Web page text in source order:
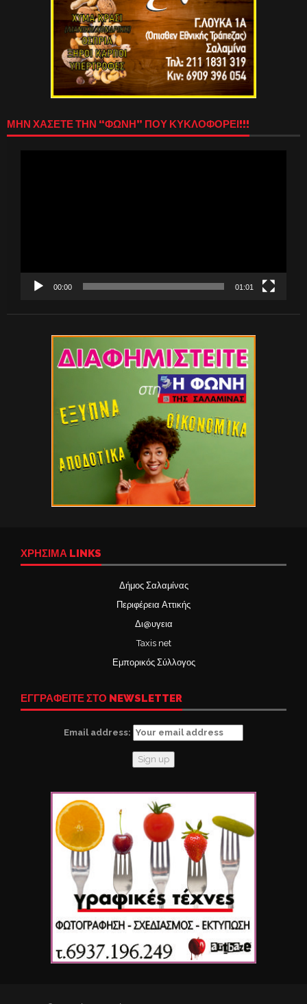
ΜΗΝ ΧΑΣΕΤΕ ΤΗΝ “ΦΩΝΗ” ΠΟΥ ΚΥΚΛΟΦΟΡΕΙ!!!
00:00 01:01
ΧΡΉΣΙΜΑ LINKS
Δήμος Σαλαμίνας
Περιφέρεια Αττικής
Δι@υγεια
Taxis net
Εμπορικός Σύλλογος
ΕΓΓΡΑΦΕΙΤΕ ΣΤΟ NEWSLETTER
Email address: